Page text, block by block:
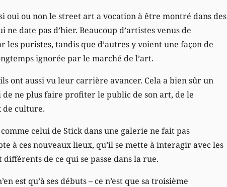
oui ou non le street art a vocation à être montré dans des
date pas d’hier. Beaucoup d’artistes venus de
puristes, tandis que d’autres y voient une façon de
ignorée par le marché de l’art.
ont aussi vu leur carrière avancer. Cela a bien sûr un
ne plus faire profiter le public de son art, de le
de culture.
celui de Stick dans une galerie ne fait pas
à ces nouveaux lieux, qu’il se mette à interagir avec les
de ce qui se passe dans la rue.
est qu’à ses débuts – ce n’est que sa troisième